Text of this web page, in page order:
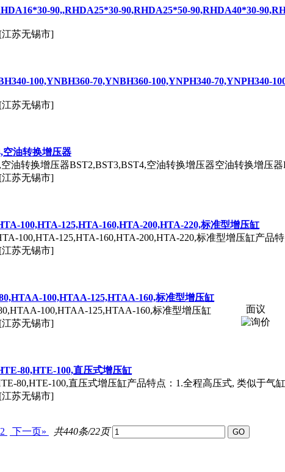
90,,RHDA25*30-90,RHDA25*50-90,RHDA40*30-
[江苏无锡市]
100,YNBH360-70,YNBH360-100,YNPH340-70,YNPH340-
[江苏无锡市]
空油转换增压器
空油转换增压器BST2,BST3,BST4,空油转换增压器空油转换增压
[江苏无锡市]
100,HTA-125,HTA-160,HTA-200,HTA-220,标准型增压缸
100,HTA-125,HTA-160,HTA-200,HTA-220,标准型增压缸产品
[江苏无锡市]
100,HTAA-125,HTAA-160,标准型增压缸
100,HTAA-125,HTAA-160,标准型增压缸
[江苏无锡市]
面议
80,HTE-100,直压式增压缸
80,HTE-100,直压式增压缸产品特点：1.全程高压式, 类似于气
[江苏无锡市]
下一页» 共440条/22页